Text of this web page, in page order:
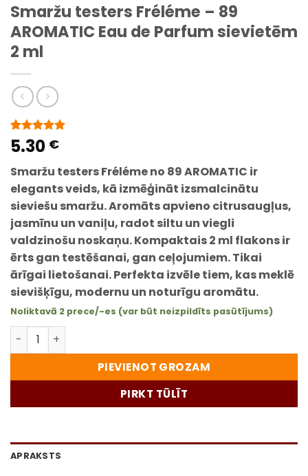
Smaržu testers Fréléme – 89
AROMATIC Eau de Parfum sievietēm
2 ml
Novērtēts5
no 5
1
pircēju
vērtējumiem
5.30 €
Smaržu testers Fréléme no 89 AROMATIC ir
elegants veids, kā izmēģināt izsmalcinātu
sieviešu smaržu. Aromāts apvieno citrusaugļus,
jasmīnu un vaniļu, radot siltu un viegli
valdzinošu noskaņu. Kompaktais 2 ml flakons ir
ērts gan testēšanai, gan ceļojumiem.Tikai
ārīgai lietošanai.Perfekta izvēle tiem, kas meklē
sievišķīgu, modernu un noturīgu aromātu.
Noliktavā 2 prece/-es (var būt neizpildīts pasūtījums)
Smaržu testers Fréléme – 89 AROMATIC Eau de
PIEVIENOT GROZAM
PIRKT TŪLĪT
APRAKSTS